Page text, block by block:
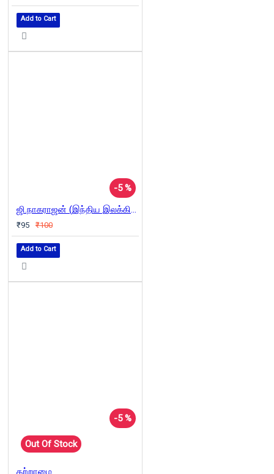
Add to Cart
-5 %
ஜி.நாகராஜன் (இந்திய இலக்கியச் சிற்பிகள்)
₹95 ₹100
Add to Cart
-5 %
Out Of Stock
கற்றாழை